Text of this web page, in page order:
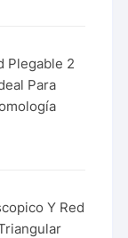
Plegable 2
Para
Y Red